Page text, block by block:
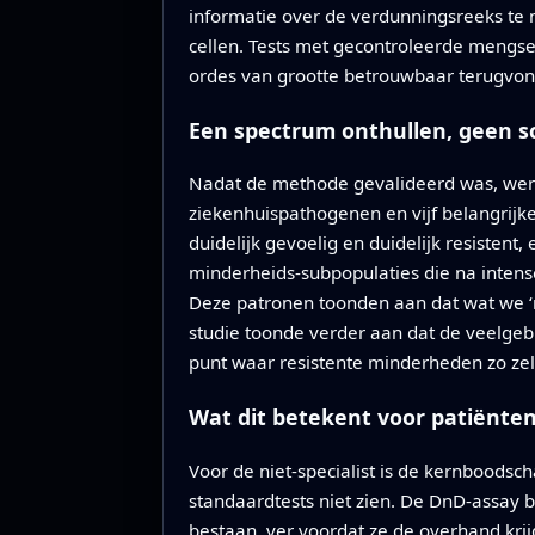
informatie over de verdunningsreeks
cellen. Tests met gecontroleerde
ordes van grootte betrouwbaar
Een spectrum onthullen, geen
Nadat de methode gevalideerd was,
ziekenhuispathogenen en vijf
duidelijk gevoelig en duidelijk resistent,
minderheids‑subpopulaties die na
Deze patronen toonden aan dat wat we
studie toonde verder aan dat de
punt waar resistente minderheden zo
Wat dit betekent voor
Voor de niet‑specialist is de
standaardtests niet zien. De
bestaan, ver voordat ze de overhand